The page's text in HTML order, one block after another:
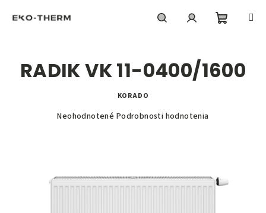
košík
RADIK VK 11-0400/1600
KORADO
Priemerné
z
5
Neohodnotené Podrobnosti hodnotenia